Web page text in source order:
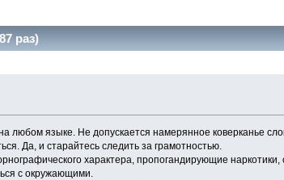
раз)
любом языке. Не допускается намерянное коверканье
Да, и старайтесь следить за грамотностью.
характера, пропогандирующие наркотики,
с окружающими.